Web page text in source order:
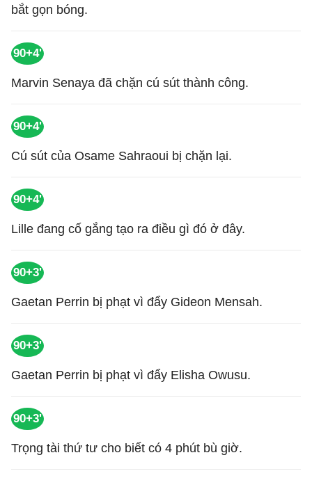
bắt gọn bóng.
90+4'
Marvin Senaya đã chặn cú sút thành công.
90+4'
Cú sút của Osame Sahraoui bị chặn lại.
90+4'
Lille đang cố gắng tạo ra điều gì đó ở đây.
90+3'
Gaetan Perrin bị phạt vì đẩy Gideon Mensah.
90+3'
Gaetan Perrin bị phạt vì đẩy Elisha Owusu.
90+3'
Trọng tài thứ tư cho biết có 4 phút bù giờ.